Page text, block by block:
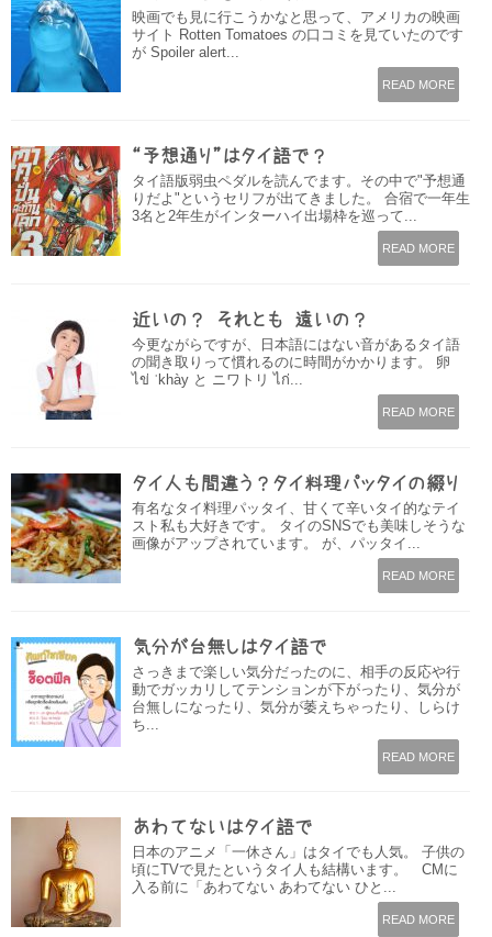
映画でも見に行こうかなと思って、アメリカの映画
サイト Rotten Tomatoes の口コミを見ていたのです
が Spoiler alert...
READ MORE
“予想通り”はタイ語で？
タイ語版弱虫ペダルを読んでます。その中で"予想通
りだよ"というセリフが出てきました。 合宿で一年生
3名と2年生がインターハイ出場枠を巡って...
READ MORE
近いの？ それとも 遠いの？
今更ながらですが、日本語にはない音があるタイ語
の聞き取りって慣れるのに時間がかかります。 卵
ไข่ ˈkhày と ニワトリ ไก่...
READ MORE
タイ人も間違う？タイ料理パッタイの綴り
有名なタイ料理パッタイ、甘くて辛いタイ的なテイ
スト私も大好きです。 タイのSNSでも美味しそうな
画像がアップされています。 が、パッタイ...
READ MORE
気分が台無しはタイ語で
さっきまで楽しい気分だったのに、相手の反応や行
動でガッカリしてテンションが下がったり、気分が
台無しになったり、気分が萎えちゃったり、しらけ
ち...
READ MORE
あわてないはタイ語で
日本のアニメ「一休さん」はタイでも人気。 子供の
頃にTVで見たというタイ人も結構います。 CMに
入る前に「あわてない あわてない ひと...
READ MORE